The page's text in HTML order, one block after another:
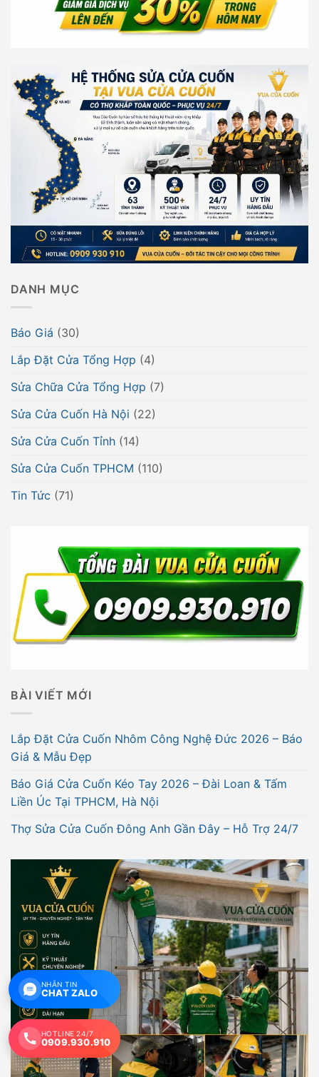
DANH MỤC
Báo Giá (30)
Lắp Đặt Cửa Tổng Hợp (4)
Sửa Chữa Cửa Tổng Hợp (7)
Sửa Cửa Cuốn Hà Nội (22)
Sửa Cửa Cuốn Tỉnh (14)
Sửa Cửa Cuốn TPHCM (110)
Tin Tức (71)
BÀI VIẾT MỚI
Lắp Đặt Cửa Cuốn Nhôm Công Nghệ Đức 2026 – Báo
Giá & Mẫu Đẹp
Báo Giá Cửa Cuốn Kéo Tay 2026 – Đài Loan & Tấm
Liền Úc Tại TPHCM, Hà Nội
Thợ Sửa Cửa Cuốn Đông Anh Gần Đây – Hỗ Trợ 24/7
NHẮN TIN
CHAT ZALO
HOTLINE 24/7
0909.930.910